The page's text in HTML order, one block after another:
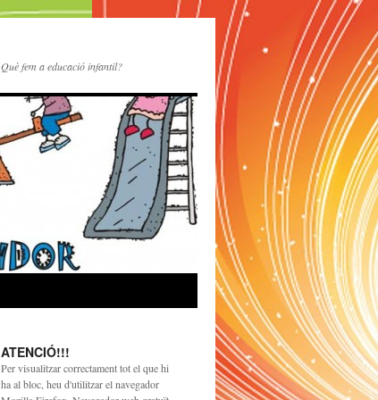
Què fem a educació infantil?
ATENCIÓ!!!
Per visualitzar correctament tot el que hi
ha al bloc, heu d'utilitzar el navegador